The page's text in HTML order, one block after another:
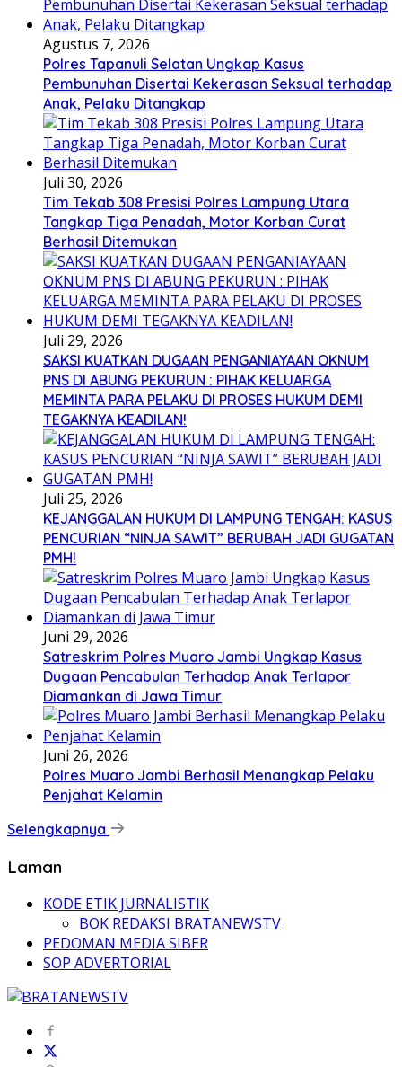
Agustus 7, 2026
Polres Tapanuli Selatan Ungkap Kasus
Pembunuhan Disertai Kekerasan Seksual terhadap
Anak, Pelaku Ditangkap
Juli 30, 2026
Tim Tekab 308 Presisi Polres Lampung Utara
Tangkap Tiga Penadah, Motor Korban Curat
Berhasil Ditemukan
Juli 29, 2026
SAKSI KUATKAN DUGAAN PENGANIAYAAN OKNUM
PNS DI ABUNG PEKURUN : PIHAK KELUARGA
MEMINTA PARA PELAKU DI PROSES HUKUM DEMI
TEGAKNYA KEADILAN!
Juli 25, 2026
KEJANGGALAN HUKUM DI LAMPUNG TENGAH: KASUS
PENCURIAN “NINJA SAWIT” BERUBAH JADI GUGATAN
PMH!
Juni 29, 2026
Satreskrim Polres Muaro Jambi Ungkap Kasus
Dugaan Pencabulan Terhadap Anak Terlapor
Diamankan di Jawa Timur
Juni 26, 2026
Polres Muaro Jambi Berhasil Menangkap Pelaku
Penjahat Kelamin
Selengkapnya
Laman
KODE ETIK JURNALISTIK
BOK REDAKSI BRATANEWSTV
PEDOMAN MEDIA SIBER
SOP ADVERTORIAL